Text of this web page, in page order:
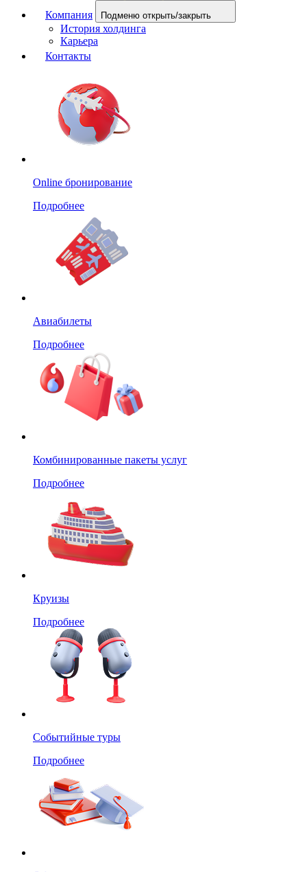
Компания
Подменю открыть/закрыть
История холдинга
Карьера
Контакты
Online бронирование
Подробнее
Авиабилеты
Подробнее
Комбинированные пакеты услуг
Подробнее
Круизы
Подробнее
Событийные туры
Подробнее